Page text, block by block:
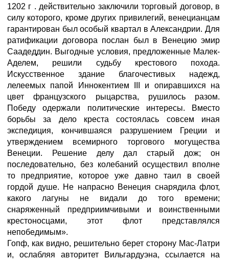
1202 г . действительно заключили торговый договор, в
силу которого, кроме других привилегий, венецианцам
гарантирован был особый квартал в Александрии. Для
ратификации договора послан был в Венецию эмир
Саадеддин. Выгодные условия, предложенные Малек-
Аделем, решили судьбу крестового похода.
Искусственное здание благочестивых надежд,
лелеемых папой Иннокентием III и опиравшихся на
цвет французского рыцарства, рушилось разом.
Победу одержали политические интересы. Вместо
борьбы за дело креста состоялась совсем иная
экспедиция, кончившаяся разрушением Греции и
утверждением всемирного торгового могущества
Венеции. Решение делу дал старый дож; он
последовательно, без колебаний осуществил вполне
то предприятие, которое уже давно таил в своей
гордой душе. Не напрасно Венеция снарядила флот,
какого лагуны не видали до того времени;
снаряженный предприимчивыми и воинственными
крестоносцами, этот флот представлялся
непобедимым».
Гопф, как видно, решительно берет сторону Мас-Латри
и, ослабляя авторитет Вильгардуэна, ссылается на